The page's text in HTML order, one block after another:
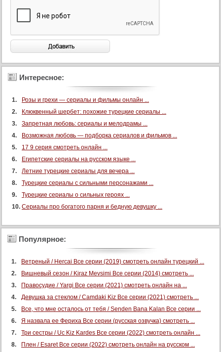
Интересное:
Розы и грехи — сериалы и фильмы онлайн ...
Клюквенный шербет: похожие турецкие сериалы ...
Запретная любовь: сериалы и мелодрамы ...
Возможная любовь — подборка сериалов и фильмов ...
17 9 серия смотреть онлайн ...
Египетские сериалы на русском языке ...
Летние турецкие сериалы для вечера ...
Турецкие сериалы с сильными персонажами ...
Турецкие сериалы о сильных героях ...
Сериалы про богатого парня и бедную девушку ...
Популярное:
Ветреный / Hercai Все серии (2019) смотреть онлайн турецкий ...
Вишневый сезон / Kiraz Mevsimi Все серии (2014) смотреть ...
Правосудие / Yargi Все серии (2021) смотреть онлайн на ...
Девушка за стеклом / Camdaki Kiz Все серии (2021) смотреть ...
Все, что мне осталось от тебя / Senden Bana Kalan Все серии ...
Я назвала ее Фериха Все серии (русская озвучка) смотреть ...
Три сестры / Uc Kiz Kardes Все серии (2022) смотреть онлайн ...
Плен / Esaret Все серии (2022) смотреть онлайн на русском ...